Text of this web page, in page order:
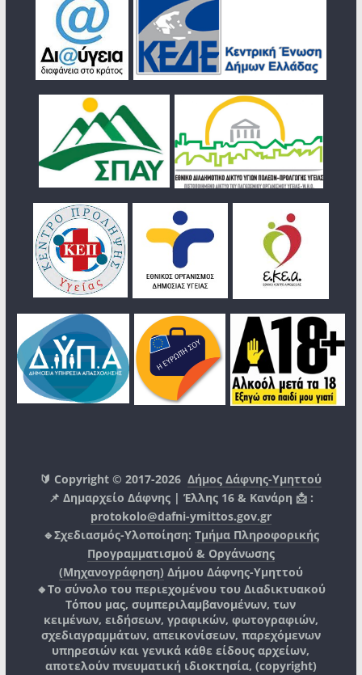
🔰 Copyright © 2017-2026Δήμος Δάφνης-Υμηττού
📌 Δημαρχείο Δάφνης | Έλλης 16 & Κανάρη 📩 :
protokolo@dafni-ymittos.gov.gr
🔹Σχεδιασμός-Υλοποίηση: Τμήμα Πληροφορικής
Προγραμματισμού & Οργάνωσης
(Μηχανογράφηση) Δήμου Δάφνης-Υμηττού
🔸Το σύνολο του περιεχομένου του Διαδικτυακού
Τόπου μας, συμπεριλαμβανομένων, των
κειμένων, ειδήσεων, γραφικών, φωτογραφιών,
σχεδιαγραμμάτων, απεικονίσεων, παρεχόμενων
υπηρεσιών και γενικά κάθε είδους αρχείων,
αποτελούν πνευματική ιδιοκτησία, (copyright)